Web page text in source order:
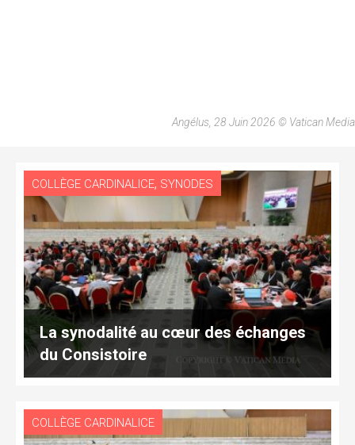
Angélus, 28 Juin 2026 © Vatican Media
COLLÈGE CARDINALICE, SYNODES
La synodalité au cœur des échanges
du Consistoire
COLLÈGE CARDINALICE